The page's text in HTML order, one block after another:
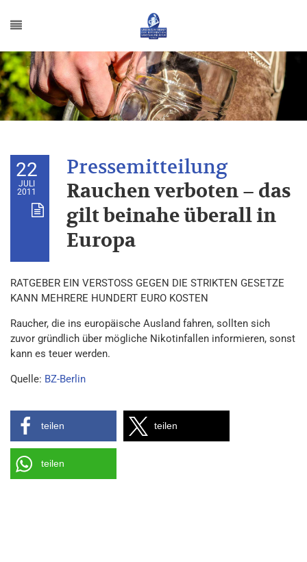
22
JULI
2011
Rauchen verboten – das
gilt beinahe überall in
Europa
RATGEBER EIN VERSTOSS GEGEN DIE STRIKTEN GESETZE
KANN MEHRERE HUNDERT EURO KOSTEN
Raucher, die ins europäische Ausland fahren, sollten sich
zuvor gründlich über mögliche Nikotinfallen informieren, sonst
kann es teuer werden.
Quelle: BZ-Berlin
teilen teilen
teilen